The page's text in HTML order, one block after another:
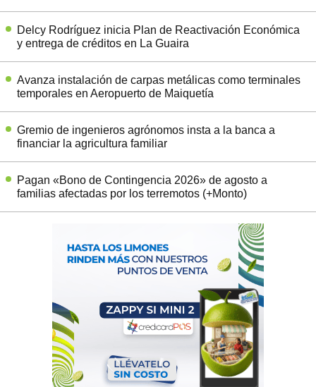
Delcy Rodríguez inicia Plan de Reactivación Económica
y entrega de créditos en La Guaira
Avanza instalación de carpas metálicas como terminales
temporales en Aeropuerto de Maiquetía
Gremio de ingenieros agrónomos insta a la banca a
financiar la agricultura familiar
Pagan «Bono de Contingencia 2026» de agosto a
familias afectadas por los terremotos (+Monto)